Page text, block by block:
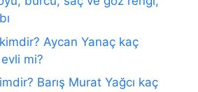
Aycan Yanaç kaç
mi?
Barış Murat Yağcı kaç